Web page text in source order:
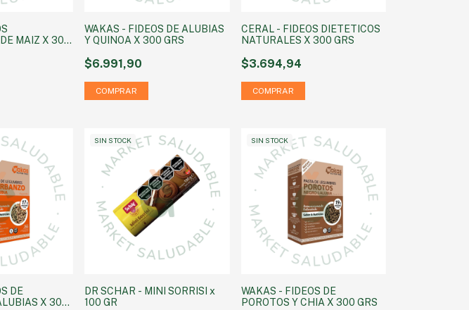
MAIZ X 300
WAKAS - FIDEOS DE ALUBIAS
Y QUINOA X 300 GRS
$6.991,90
CERAL - FIDEOS DIETETICOS
NATURALES X 300 GRS
$3.694,94
DE
X 300
SIN STOCK
DR SCHAR - MINI SORRISI x
100 GR
SIN STOCK
WAKAS - FIDEOS DE
POROTOS Y CHIA X 300 GRS